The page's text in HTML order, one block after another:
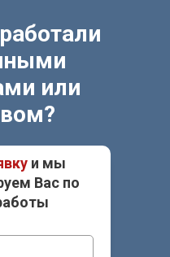
или
и мы
Вас по